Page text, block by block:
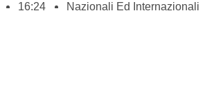
16:24 Nazionali Ed Internazionali